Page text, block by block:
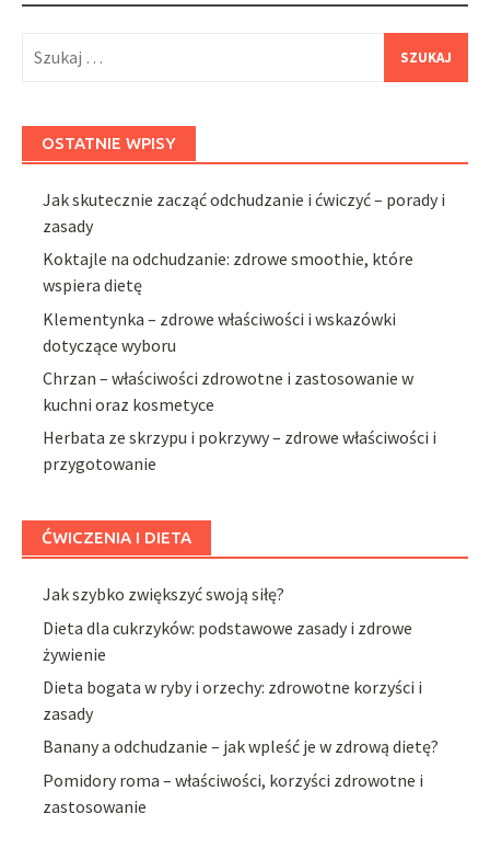
OSTATNIE WPISY
Jak skutecznie zacząć odchudzanie i ćwiczyć – porady i
zasady
Koktajle na odchudzanie: zdrowe smoothie, które
wspiera dietę
Klementynka – zdrowe właściwości i wskazówki
dotyczące wyboru
Chrzan – właściwości zdrowotne i zastosowanie w
kuchni oraz kosmetyce
Herbata ze skrzypu i pokrzywy – zdrowe właściwości i
przygotowanie
ĆWICZENIA I DIETA
Jak szybko zwiększyć swoją siłę?
Dieta dla cukrzyków: podstawowe zasady i zdrowe
żywienie
Dieta bogata w ryby i orzechy: zdrowotne korzyści i
zasady
Banany a odchudzanie – jak wpleść je w zdrową dietę?
Pomidory roma – właściwości, korzyści zdrowotne i
zastosowanie